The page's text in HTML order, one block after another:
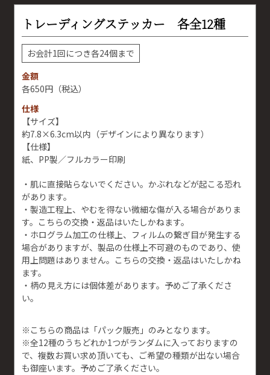
トレーディングステッカー 各全12種
お会計1回につき各24個まで
金額
650円 （税込）
仕様
【サイズ】
約7.8×6.3cm以内（デザインにより異なります）
【仕様】
紙、PP製／フルカラー印刷
・肌に直接貼らないでください。かぶれなどが起こる恐れ
があります。
・製造工程上、やむを得ない微細な傷が入る場合がありま
す。こちらの交換・返品はいたしかねます。
・ホログラム加工の仕様上、フィルムの繋ぎ目が発生する
場合がありますが、製品の仕様上不可避のものであり、使
用上問題はありません。こちらの交換・返品はいたしかね
ます。
・柄の見え方には個体差があります。予めご了承くださ
い。
※こちらの商品は「パック販売」のみとなります。
※全12種のうちどれか1つがランダムに入っておりますの
で、複数お買い求め頂いても、ご希望の種類が出ない場合
も御座います。予めご了承ください。